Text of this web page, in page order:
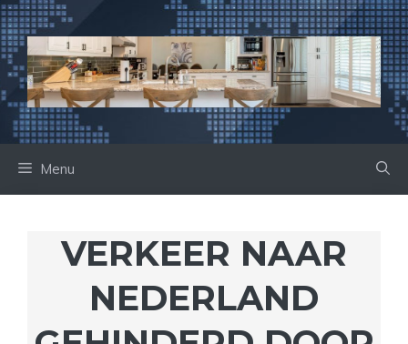
Ga
naar
de
inhoud
Menu
VERKEER NAAR
NEDERLAND